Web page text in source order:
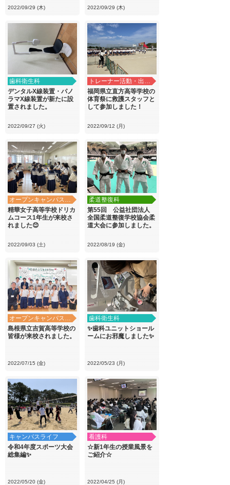
2022/09/29 (木) 2022/09/29 (木)
歯科衛生科
デンタルX線装置・パノ
ラマX線装置が新たに設
置されました。
2022/09/27 (火)
トレーナー活動・出前講義
福岡県立直方高等学校の
体育祭に救護スタッフと
して参加しました！
2022/09/12 (月)
オープンキャンパス・学校見学
精華女子高等学校ドリカ
ムコース1年生が来校さ
れました😊
2022/09/03 (土)
柔道整復科
第55回 公益社団法人
全国柔道整復学校協会柔
道大会に参加しました。
2022/08/19 (金)
オープンキャンパス・学校見学
島根県立吉賀高等学校の
皆様が来校されました。
2022/07/15 (金)
歯科衛生科
✨歯科ユニットショール
ームにお邪魔しました✨
2022/05/23 (月)
キャンパスライフ
令和4年度スポーツ大会
総集編✨
2022/05/20 (金)
看護科
☆新1年生の授業風景を
ご紹介☆
2022/04/25 (月)